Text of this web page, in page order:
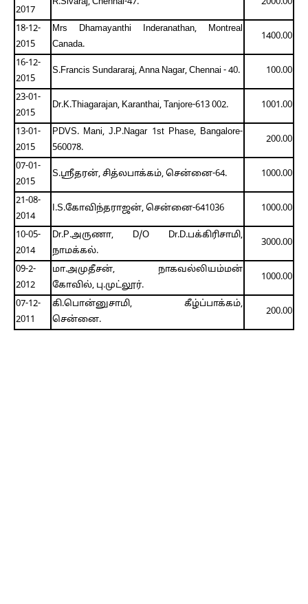
2017
18-12-
2015
Mrs Dhamayanthi Inderanathan, Montreal
Canada.
1400.00
16-12-
2015
S.Francis Sundararaj, Anna Nagar, Chennai - 40. 100.00
23-01-
2015
Dr.K.Thiagarajan, Karanthai, Tanjore-613 002. 1001.00
13-01-
2015
PDVS. Mani, J.P.Nagar 1st Phase, Bangalore-
560078.
200.00
07-01-
2015
S.ஸ்ரீதரன், சித்லபாக்கம், சென்னை-64. 1000.00
21-08-
2014
I.S.கோவிந்தராஜன், சென்னை-641036 1000.00
10-05-
2014
Dr.P.அருணா, D/O Dr.D.பக்கிரிசாமி,
நாமக்கல்.
3000.00
09-2-
2012
மா.அமுதீசன், நாகவல்லியம்மன்
கோவில், பு.முட்லூர்.
1000.00
07-12-
2011
கி.பொன்னுசாமி, கீழ்ப்பாக்கம்,
சென்னை.
200.00